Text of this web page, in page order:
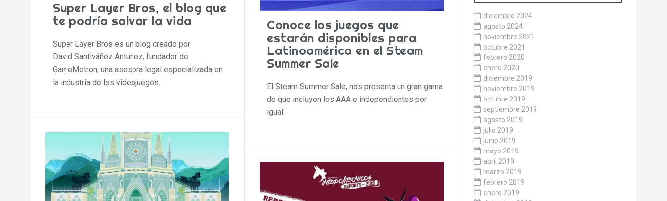
Super Layer Bros, el blog que
te podría salvar la vida
Super Layer Bros es un blog creado por
David Santiváñez Antunez, fundador de
GameMetron, una asesora legal especializada en
la industria de los videojuegos.
Conoce los juegos que
estarán disponibles para
Latinoamérica en el Steam
Summer Sale
El Steam Summer Sale, nos presenta un gran gama
de que incluyen los AAA e independientes por
igual.
diciembre 2024
agosto 2024
noviembre 2021
octubre 2021
febrero 2020
enero 2020
diciembre 2019
noviembre 2019
octubre 2019
septiembre 2019
agosto 2019
julio 2019
junio 2019
mayo 2019
abril 2019
marzo 2019
febrero 2019
enero 2019